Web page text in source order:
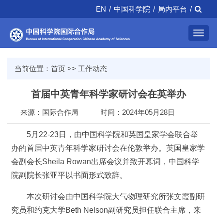
EN / 中国科学院 / 局内平台 /
当前位置： 首页 >> 工作动态
首届中英青年科学家研讨会在英举办
来源：国际合作局 时间：2024年05月28日
5月22-23日，由中国科学院和英国皇家学会联合举
办的首届中英青年科学家研讨会在伦敦举办。英国皇家学
会副会长Sheila Rowan出席会议并致开幕词，中国科学
院副院长张亚平以书面形式致辞。
本次研讨会由中国科学院大气物理研究所张文霞副研
究员和约克大学Beth Nelson副研究员担任联合主席，来